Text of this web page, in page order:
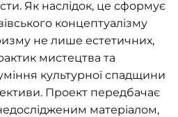
Як наслідок, це сформує
концептуалізму
не лише естетичних,
мистецтва та
культурної спадщини
Проект передбачає
матеріалом,